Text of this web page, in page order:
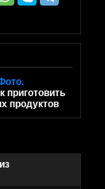
приготовить
продуктов